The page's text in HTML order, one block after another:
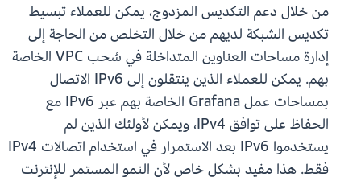
من خلال دعم التكديس المزدوج، يمكن للعملاء تبسيط
تكديس الشبكة لديهم من خلال التخلص من الحاجة إلى
إدارة مساحات العناوين المتداخلة في سُحب VPC الخاصة
بهم. يمكن للعملاء الذين ينتقلون إلى IPv6 الاتصال
بمساحات عمل Grafana الخاصة بهم عبر IPv6 مع
الحفاظ على توافق IPv4، ويمكن لأولئك الذين لم
يستخدموا IPv6 بعد الاستمرار في استخدام اتصالات IPv4
فقط. هذا مفيد بشكل خاص لأن النمو المستمر للإنترنت